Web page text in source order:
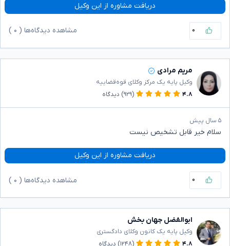
دریافت مشاوره از این وکیل
۰ مشاهده دیدگاه‌ها ( ۰
مریم مرادی
وکیل پایه یک مرکز وکلای قوه‌قضاییه
۴.۸
(۹۲۹) دیدگاه
۵ سال پیش
سلام خیر قابل تشخیص نیست
دریافت مشاوره از این وکیل
۰ مشاهده دیدگاه‌ها ( ۰
ابوالفضل جهان بخش
وکیل پایه یک کانون وکلای دادگستری
۴.۸
(۱۲۴۸) دیدگاه